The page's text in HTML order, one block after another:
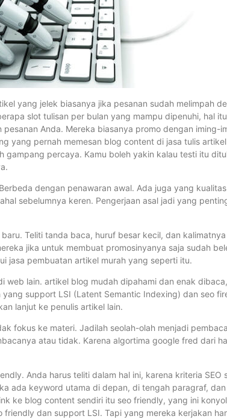
yang jelek biasanya jika pesanan sudah melimpah
slot tulisan per bulan yang mampu dipenuhi, hal
Anda. Mereka biasanya promo dengan iming-
yang pernah memesan blog content di jasa tulis
percaya. Kamu boleh yakin kalau testi itu
dengan penawaran awal. Ada juga yang
sebelumnya keren. Pengerjaan asal jadi yang
Teliti tanda baca, huruf besar kecil, dan
jika untuk membuat promosinyanya saja sudah
jasa pembuatan artikel murah yang seperti itu.
web lain. artikel blog mudah dipahami dan enak
support LSI (Latent Semantic Indexing) dan seo
lanjut ke penulis artikel lain.
fokus ke materi. Jadilah seolah-olah menjadi
atau tidak. Karena algortima google fred dari
Anda harus teliti dalam hal ini, karena kriteria SEO
ada keyword utama di depan, di tengah paragraf,
ke blog content sendiri itu seo friendly, yang ini
dan support LSI. Tapi yang mereka kerjakan